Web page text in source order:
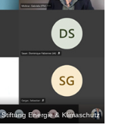
Stiftung Energie & Klimaschutz